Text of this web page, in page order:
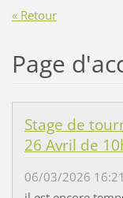
« Retour
Page
Stage de
26 Avril de
06/03/2026 16:21